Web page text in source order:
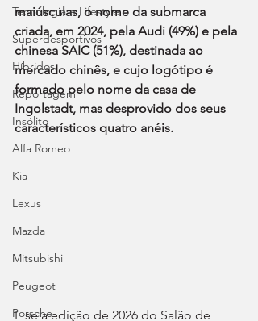
Tecnologia e Lifestyle
Superdesportivos
Híbridos
Reportagem
Insólito
Alfa Romeo
Kia
Lexus
Mazda
Mitsubishi
Peugeot
Porsche
maiúsculas, o nome da submarca
criada, em 2024, pela Audi (49%) e pela
chinesa SAIC (51%), destinada ao
mercado chinês, e cujo logótipo é
formado pelo nome da casa de
Ingolstadt, mas desprovido dos seus
característicos quatro anéis.
E se a edição de 2026 do Salão de